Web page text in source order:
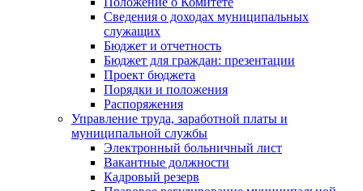
Сведения о доходах муниципальных
служащих
Бюджет и отчетность
Бюджет для граждан: презентации
Проект бюджета
Порядки и положения
Распоряжения
Управление труда, заработной платы и
муниципальной службы
Электронный больничный лист
Вакантные должности
Кадровый резерв